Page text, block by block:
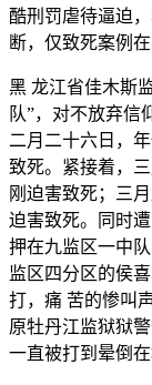
酷刑罚虐待逼迫
断，仅致死案例
黑 龙江省佳木斯
队”，对不放弃信
二月二十六日，
致死。紧接着，
刚迫害致死；三
迫害致死。同时
押在九监区一中
监区四分区的侯
打，痛 苦的惨叫
原牡丹江监狱狱
一直被打到晕倒在